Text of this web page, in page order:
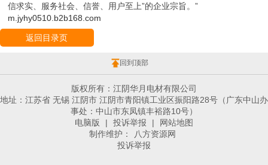
信求实、服务社会、信誉、用户至上”的企业宗旨。”
m.jyhy0510.b2b168.com
返回目录页
回到顶部
版权所有：江阴华月电材有限公司
地址：江苏省 无锡 江阴市 江阴市青阳镇工业区振阳路28号（广东中山办
事处：中山市东凤镇丰裕路10号）
电脑版
| 投诉举报 |
网站地图
制作维护：
八方资源网
投诉举报